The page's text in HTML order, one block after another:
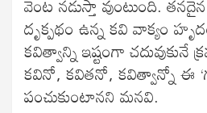
దృక్పథం ఉన్న కవి వాక్యం
కవిత్వాన్ని ఇష్టంగా చదువుకునే
కవినో, కవితనో, కవిత్వాన్నో ఈ
పంచుకుంటానని మనవి.